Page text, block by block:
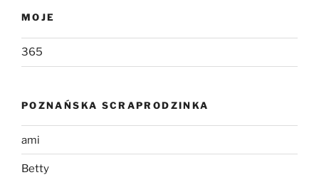
MOJE
365
POZNAŃSKA SCRAPRODZINKA
ami
Betty